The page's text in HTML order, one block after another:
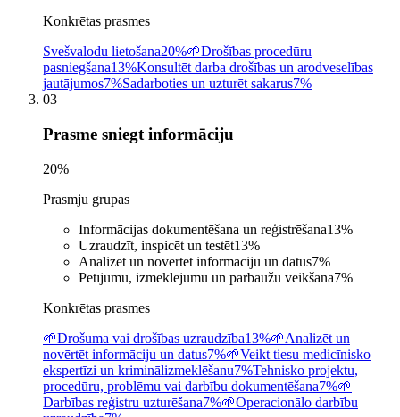
Konkrētas prasmes
Svešvalodu lietošana20%🌱Drošības procedūru
pasniegšana13%Konsultēt darba drošības un arodveselības
jautājumos7%Sadarboties un uzturēt sakarus7%
03
Prasme sniegt informāciju
20%
Prasmju grupas
Informācijas dokumentēšana un reģistrēšana13%
Uzraudzīt, inspicēt un testēt13%
Analizēt un novērtēt informāciju un datus7%
Pētījumu, izmeklējumu un pārbaužu veikšana7%
Konkrētas prasmes
🌱Drošuma vai drošības uzraudzība13%🌱Analizēt un
novērtēt informāciju un datus7%🌱Veikt tiesu medicīnisko
ekspertīzi un kriminālizmeklēšanu7%Tehnisko projektu,
procedūru, problēmu vai darbību dokumentēšana7%🌱
Darbības reģistru uzturēšana7%🌱Operacionālo darbību